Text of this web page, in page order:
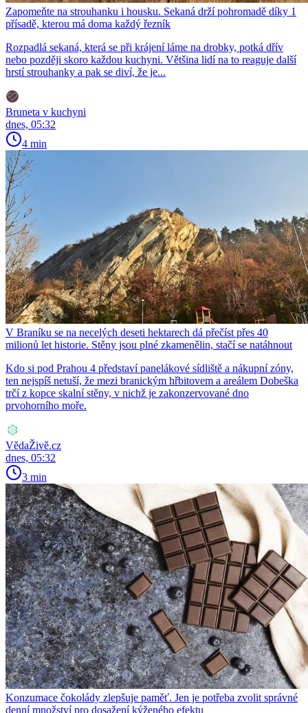
Zapomeňte na strouhanku i housku. Sekaná drží pohromadě díky 1
přísadě, kterou má doma každý řezník
Rozpadlá sekaná, která se při krájení láme na drobky, potká dřív
nebo později skoro každou kuchyni. Většina lidí na to reaguje další
hrstí strouhanky a pak se diví, že je...
Bruneta v kuchyni
dnes, 05:32
4 min
V Braníku se na necelých deseti hektarech dá přečíst přes 40
milionů let historie. Stěny jsou plné zkamenělin, stačí se natáhnout
Kdo si pod Prahou 4 představí panelákové sídliště a nákupní zóny,
ten nejspíš netuší, že mezi branickým hřbitovem a areálem Dobeška
trčí z kopce skalní stěny, v nichž je zakonzervované dno
prvohorního moře.
VědaŽivě.cz
dnes, 05:32
3 min
Konzumace čokolády zlepšuje paměť. Jen je potřeba zvolit správné
denní množství pro dosažení kýženého efektu